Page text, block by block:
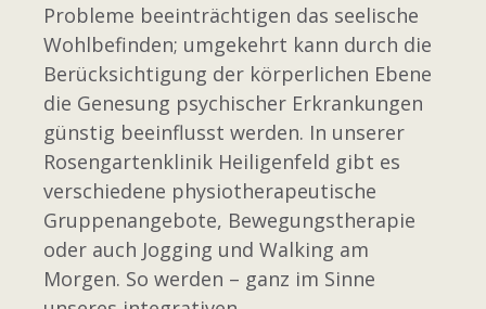
Probleme beeinträchtigen das seelische
Wohlbefinden; umgekehrt kann durch die
Berücksichtigung der körperlichen Ebene
die Genesung psychischer Erkrankungen
günstig beeinflusst werden. In unserer
Rosengartenklinik Heiligenfeld gibt es
verschiedene physiotherapeutische
Gruppenangebote, Bewegungstherapie
oder auch Jogging und Walking am
Morgen. So werden – ganz im Sinne